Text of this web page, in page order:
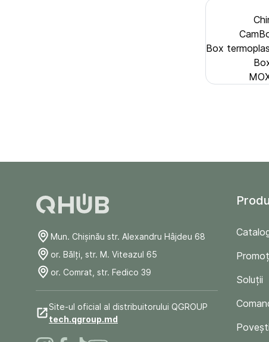
Box
Mun. Chişinău str. Alexandru Hâjdeu 68
or. Bălți, str. M. Viteazul 65
or. Comrat, str. Fedico 39
Site-ul oficial al distribuitorului QGROUP
tech.qgroup.md
Soluții